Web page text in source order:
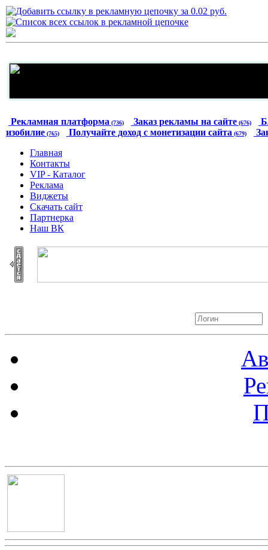
Рекламная платформа (736) Заказ рекламы на сайте (676)
изобилие (765) Получайте доход с монетизации сайта (679)
Главная
Контакты
VIP - Каталог
Реклама
Виджеты
Скачать сайт
Партнерка
Наш ВК